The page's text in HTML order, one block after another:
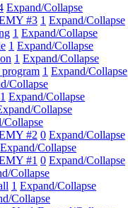
Expand/Collapse
#3 1 Expand/Collapse
1 Expand/Collapse
1 Expand/Collapse
1 Expand/Collapse
1 Expand/Collapse
Collapse
1 Expand/Collapse
Collapse
Collapse
#2 0 Expand/Collapse
Expand/Collapse
#1 0 Expand/Collapse
Collapse
1 Expand/Collapse
Collapse